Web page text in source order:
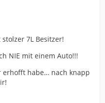
7L Besitzer!
NIE mit einem Auto!!!
erhofft habe… nach knapp